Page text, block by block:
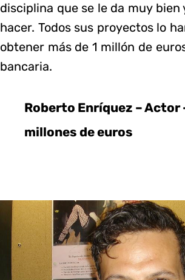
disciplina que se le da muy bien
hacer. Todos sus proyectos lo
obtener más de 1 millón de
bancaria.
Roberto Enríquez – Actor
millones de euros